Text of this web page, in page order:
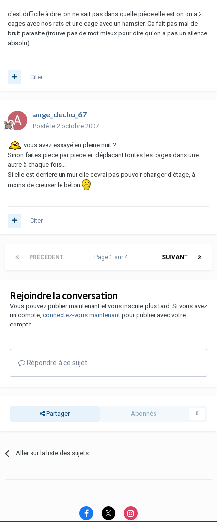
c'est difficile à dire. on ne sait pas dans quelle pièce elle est on on a 2
cages avec nos rats et une cage avec un hamster. Ca fait pas mal de
bruit parasite (trouve pas de mot mieux pour dire qu'on a pas un silence
absolu)
Citer
ange_dechu_67
Posté le 2 octobre 2007
vous avez essayé en pleine nuit ?
Sinon faites piece par piece en déplacant toutes les cages dans une
autre à chaque fois...
Si elle est derriere un mur elle devrai pas pouvoir changer d'étage, à
moins de creuser le béton
Citer
PRÉCÉDENT SUIVANT
Page 1 sur 4
Rejoindre la conversation
Vous pouvez publier maintenant et vous inscrire plus tard. Si vous avez
un compte, connectez-vous maintenant pour publier avec votre
compte.
Répondre à ce sujet…
Partager Abonnés 0
Aller sur la liste des sujets